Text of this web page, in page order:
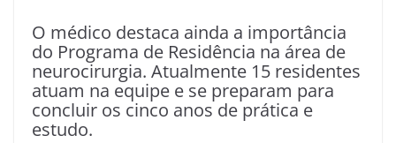
O médico destaca ainda a importância
do Programa de Residência na área de
neurocirurgia. Atualmente 15 residentes
atuam na equipe e se preparam para
concluir os cinco anos de prática e
estudo.